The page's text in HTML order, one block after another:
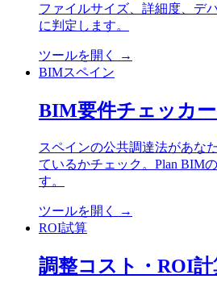
ファイルサイズ、詳細度、デ
に判定します。
ツールを開く
→
BIMスペイン
BIM要件チェッカー
スペインの公共調達法があな
ているかチェック。Plan BIM
す。
ツールを開く
→
ROI試算
調整コスト・ROI